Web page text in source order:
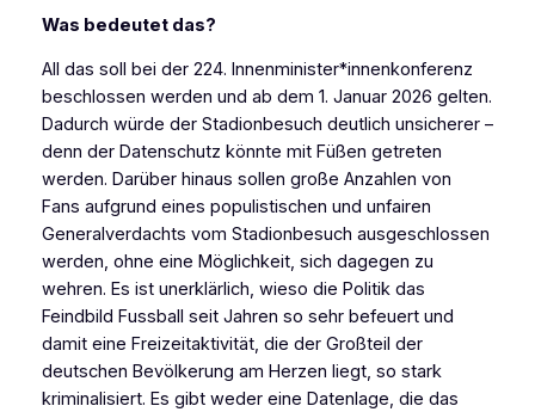
Was bedeutet das?
All das soll bei der 224. Innenminister*innenkonferenz
beschlossen werden und ab dem 1. Januar 2026 gelten.
Dadurch würde der Stadionbesuch deutlich unsicherer –
denn der Datenschutz könnte mit Füßen getreten
werden. Darüber hinaus sollen große Anzahlen von
Fans aufgrund eines populistischen und unfairen
Generalverdachts vom Stadionbesuch ausgeschlossen
werden, ohne eine Möglichkeit, sich dagegen zu
wehren. Es ist unerklärlich, wieso die Politik das
Feindbild Fussball seit Jahren so sehr befeuert und
damit eine Freizeitaktivität, die der Großteil der
deutschen Bevölkerung am Herzen liegt, so stark
kriminalisiert. Es gibt weder eine Datenlage, die das